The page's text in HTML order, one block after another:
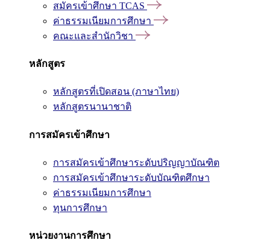
สมัครเข้าศึกษา TCAS
ค่าธรรมเนียมการศึกษา
คณะและสำนักวิชา
หลักสูตร
หลักสูตรที่เปิดสอน (ภาษาไทย)
หลักสูตรนานาชาติ
การสมัครเข้าศึกษา
การสมัครเข้าศึกษาระดับปริญญาบัณฑิต
การสมัครเข้าศึกษาระดับบัณฑิตศึกษา
ค่าธรรมเนียมการศึกษา
ทุนการศึกษา
หน่วยงานการศึกษา